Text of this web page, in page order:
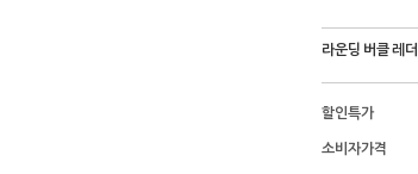
라운딩 버클 레
할인특가
소비자가격